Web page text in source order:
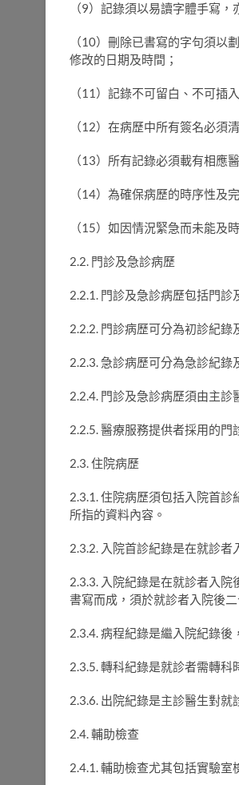
（9）記錄須以易讀字體手寫，
（10）刪除已書寫的字句須以
修改的日期及時間；
（11）記錄不可留白、不可插
（12）在病歷中所有簽名必須
（13）所有記錄必須載有相應
（14）為確保病歷的時序性及
（15）如因情況緊急而未能及
2.2. 門診及急診病歷
2.2.1. 門診及急診病歷包括門診
2.2.2. 門診病歷可分為初診紀錄
2.2.3. 急診病歷可分為急診紀錄
2.2.4. 門診及急診病歷須由主診
2.2.5. 醫療服務提供者採用的
2.3. 住院病歷
2.3.1. 住院病歷須包括入院首
所指的資料內容。
2.3.2. 入院首診紀錄是在就診者
2.3.3. 入院紀錄是在就診者入
書寫而成，須於就診者入院後
2.3.4. 病程紀錄是繼入院紀錄
2.3.5. 轉科紀錄是就診者需轉
2.3.6. 出院紀錄是主診醫生對
2.4. 輔助檢查
2.4.1. 輔助檢查尤其包括實驗室